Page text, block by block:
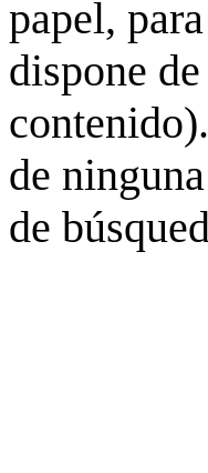
papel,
dispone
de
de